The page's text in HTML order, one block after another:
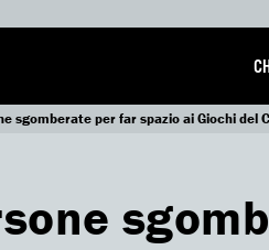
sgomberate per far spazio ai Giochi del